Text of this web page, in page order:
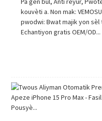
kouvèti a. Non mak:
pwodwi: Bwat majik yon sèl
Echantiyon gratis OEM/OD...